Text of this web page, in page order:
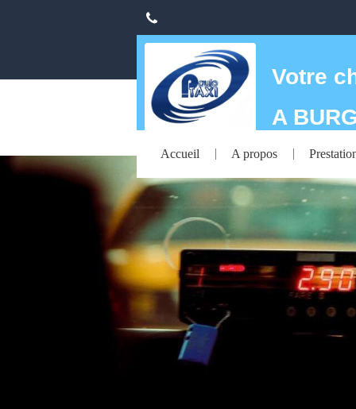
Votre
A
Accueil A propos